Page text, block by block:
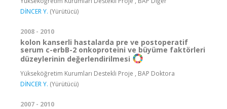
DİNCER Y. (Yürütücü)
2008 - 2010
kolon kanserli hastalarda pre ve postoperatif
serum c-erbB-2 onkoproteini ve büyüme faktörleri
düzeylerinin değerlendirilmesi
Yükseköğretim Kurumları Destekli Proje , BAP Doktora
DİNCER Y. (Yürütücü)
2007 - 2010